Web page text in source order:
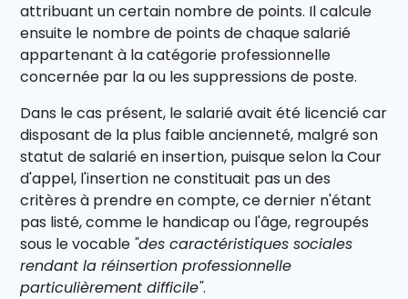
attribuant un certain nombre de points. Il calcule
ensuite le nombre de points de chaque salarié
appartenant à la catégorie professionnelle
concernée par la ou les suppressions de poste.
Dans le cas présent, le salarié avait été licencié car
disposant de la plus faible ancienneté, malgré son
statut de salarié en insertion, puisque selon la Cour
d'appel, l'insertion ne constituait pas un des
critères à prendre en compte, ce dernier n'étant
pas listé, comme le handicap ou l'âge, regroupés
sous le vocable "des caractéristiques sociales
rendant la réinsertion professionnelle
particulièrement difficile".